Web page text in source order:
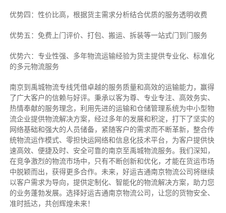
优势四：性价比高，根据货主需求分析结合优质的服务透明收费
优势五：免费上门评价、打包、搬运、拆装等一站式门到门服务
优势六：专业性强、多年物流运输经验为货主提供专业化、标准化
的多元物流服务
南京到禹城物流专线凭借卓越的服务质量和高效的运输能力，赢得
了广大客户的信赖与好评。 秉承以客为尊、专业专注、高效务实、
热情奉献的服务理念，利用先进的运输和仓储管理系统为中小型物
流企业提供物流解决方案，经过多年的发展和积淀，打下了坚实的
网络基础和强大的人员储备，紧随客户的需求而不断革新，整合传
统物流运作模式、零担快运网络和信息化技术平台，为客户提供快
速高效、便捷及时、安全可靠的南京至禹城物流服务。 我们深知，
在竞争激烈的物流市场中，只有不断创新和优化，才能在货运市场
中脱颖而出，获得更多合作。 未来，好运吉通南京物流公司将继续
以客户需求为导向，提供定制化、智能化的物流解决方案，助力您
的业务蓬勃发展。选择好运吉通南京物流公司，让您的货物安全、
准时抵达，共创辉煌未来！